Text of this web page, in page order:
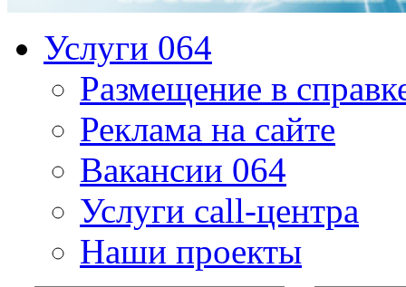
Услуги 064
Размещение в
Реклама на сайте
Вакансии 064
Услуги call-центра
Наши проекты